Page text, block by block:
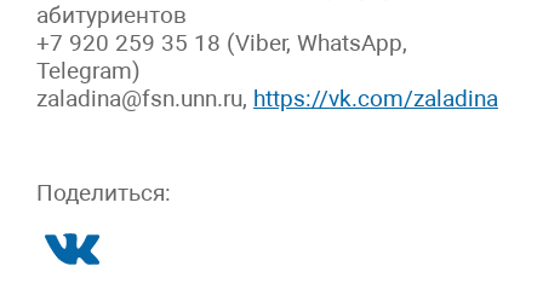
абитуриентов
+7 920 259 35 18 (Viber, WhatsApp,
Telegram)
zaladina@fsn.unn.ru, https://vk.com/zaladina
Поделиться: